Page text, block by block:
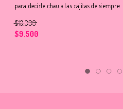
para decirle chau a las cajitas de
$13.000
$9.500